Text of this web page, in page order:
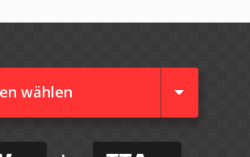
wählen